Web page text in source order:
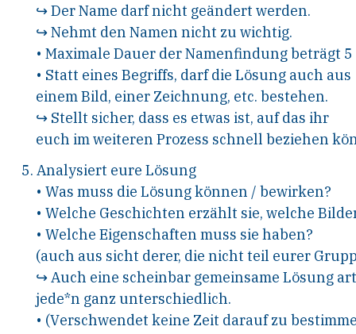
↪DerName darf nicht geändert werden.
↪Nehmt den Namen nicht zu wichtig.
• Maximale Dauer derNamenfindung beträgt
• Statt eines Begriffs, darf die Lösung auch aus
einemBild, einer Zeichnung, etc. bestehen.
↪ Stellt sicher, dass es etwas ist, auf das ihr
euch im weiteren Prozess schnell beziehen
5. Analysiert eure Lösung
• Was muss die Lösung können / bewirken?
• Welche Geschichten erzählt sie, welche B
• Welche Eigenschaften muss sie haben?
(auch aus sicht derer, die nicht teil eurer
↪Auch eine scheinbar gemeinsame Lösung
jede*n ganz unterschiedlich.
• (Verschwendet keine Zeit darauf zu